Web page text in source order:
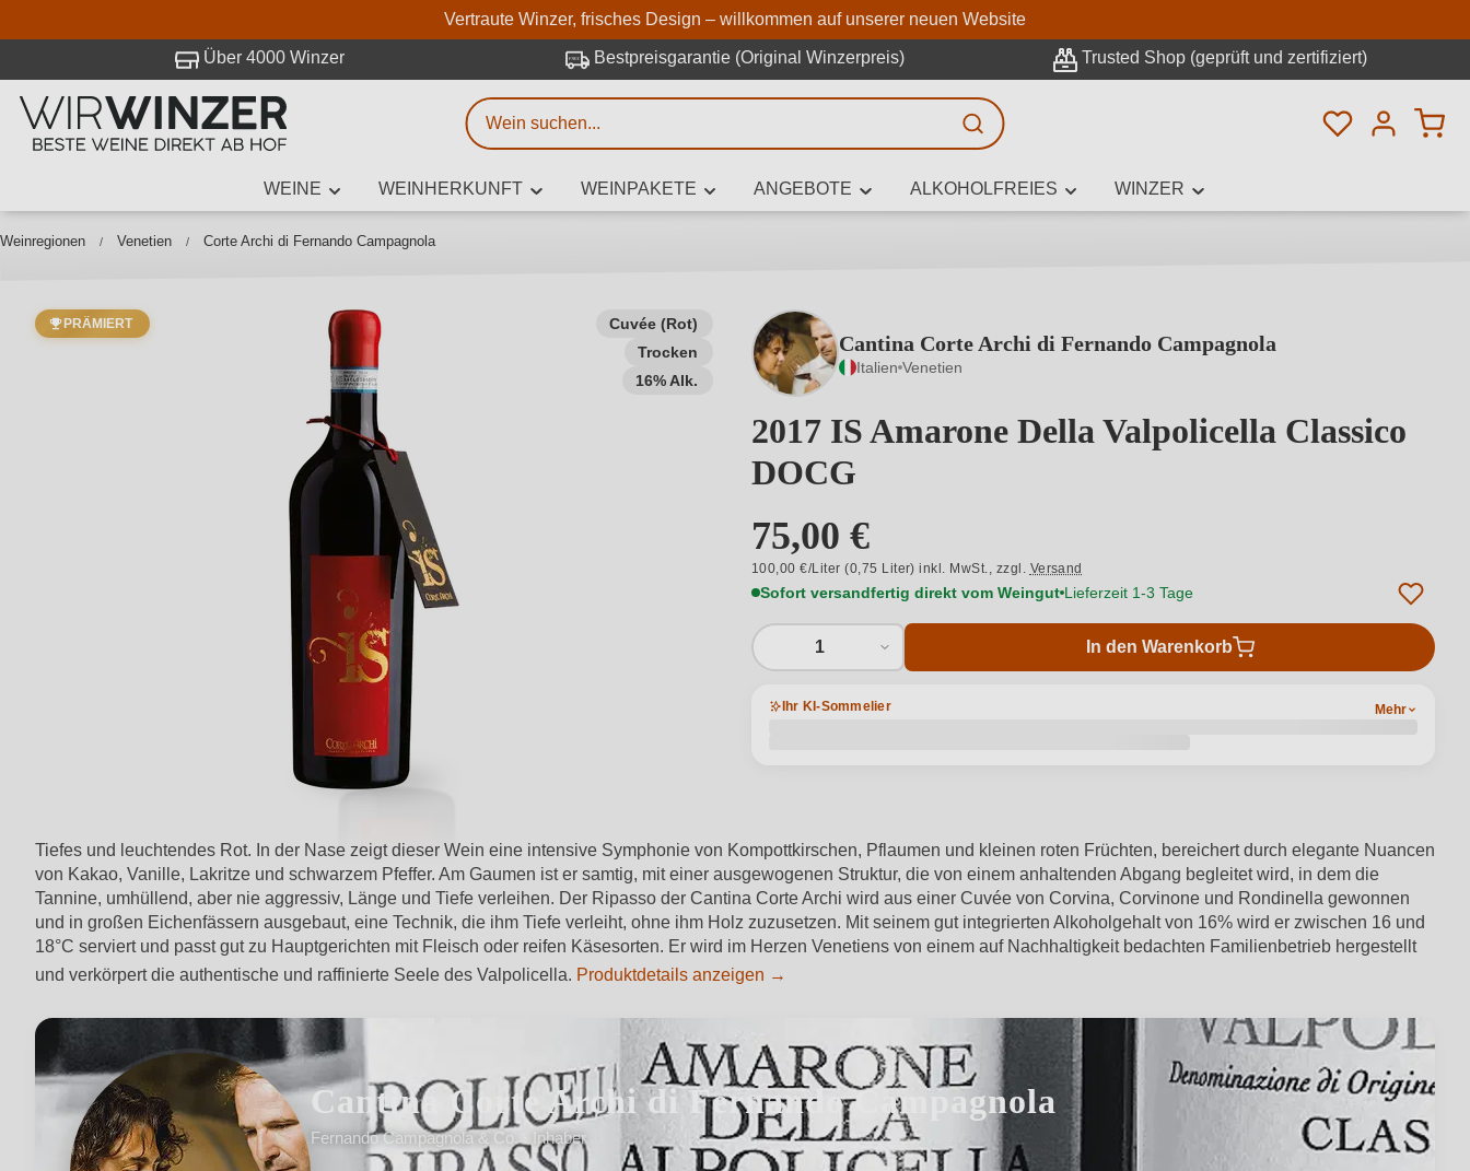
Zum Hauptinhalt springen
Zur Suche springen
Zur Hauptnavigation springen
Vertraute Winzer, frisches Design – willkommen auf unserer neuen Website
Über 4000 Winzer Bestpreisgarantie (Original Winzerpreis) Trusted Shop (geprüft und zertifiziert)
Du hast 0
WEINE WEINHERKUNFT WEINPAKETE ANGEBOTE ALKOHOLFREIES WINZER
Weinregionen Venetien Corte Archi di Fernando Campagnola
Cuvée (Rot)
Trocken
16% Alk.
PRÄMIERT
Cantina Corte Archi di Fernando Campagnola
Italien Venetien
2017 IS Amarone Della Valpolicella Classico
DOCG
75,00 €
100,00 €/Liter (0,75 Liter) inkl. MwSt., zzgl. Versand
Sofort versandfertig direkt vom Weingut Lieferzeit 1-3 Tage
1 In den Warenkorb
Ihr KI-Sommelier Mehr
Tiefes und leuchtendes Rot. In der Nase zeigt dieser Wein eine intensive Symphonie von Kompottkirschen, Pflaumen und kleinen roten Früchten, bereichert durch elegante Nuancen
von Kakao, Vanille, Lakritze und schwarzem Pfeffer. Am Gaumen ist er samtig, mit einer ausgewogenen Struktur, die von einem anhaltenden Abgang begleitet wird, in dem die
Tannine, umhüllend, aber nie aggressiv, Länge und Tiefe verleihen. Der Ripasso der Cantina Corte Archi wird aus einer Cuvée von Corvina, Corvinone und Rondinella gewonnen
und in großen Eichenfässern ausgebaut, eine Technik, die ihm Tiefe verleiht, ohne ihm Holz zuzusetzen. Mit seinem gut integrierten Alkoholgehalt von 16% wird er zwischen 16 und
18°C serviert und passt gut zu Hauptgerichten mit Fleisch oder reifen Käsesorten. Er wird im Herzen Venetiens von einem auf Nachhaltigkeit bedachten Familienbetrieb hergestellt
und verkörpert die authentische und raffinierte Seele des Valpolicella. Produktdetails anzeigen →
Cantina Corte Archi di Fernando Campagnola
Fernando Campagnola & Co. · Inhaber
Weinsuche
Mindestens 3 Zeichen eingeben
Erweiterte Suche
Beschreiben Sie, welchen Wein Sie suchen – ob nach Geschmack, Anlass, Weinnamen,
Rebsorte, Region, Winzer oder anderen Kriterien.
bei WirWinzer.